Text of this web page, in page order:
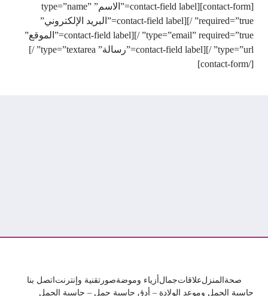
[contact-form][contact-field label=”الاسم” type=”name”
required=”true” /][contact-field label=”البريد الإلكتروني”
type=”email” required=”true” /][contact-field label=”الموقع”
type=”url” /][contact-field label=”رسالة” type=”textarea” /]
[/contact-form]
صحةالمنزلعلاقاتجمالأزياء وموضةصورتقنية وإنترنتاتصل بنا
حاسبة الحمل وموعد الولادة – أدق حاسبة حمل – حاسبة الحمل